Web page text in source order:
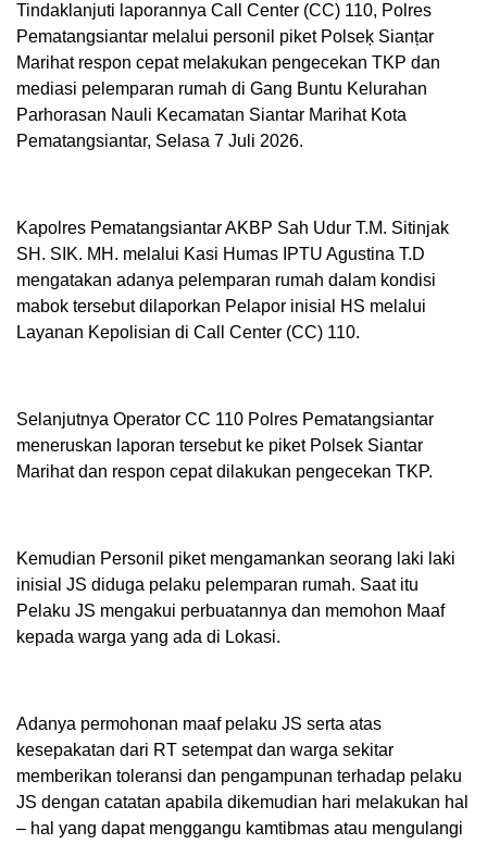
Tindaklanjuti laporannya Call Center (CC) 110, Polres
Pematangsiantar melalui personil piket Polseķ Sianțar
Marihat respon cepat melakukan pengecekan TKP dan
mediasi pelemparan rumah di Gang Buntu Kelurahan
Parhorasan Nauli Kecamatan Siantar Marihat Kota
Pematangsiantar, Selasa 7 Juli 2026.
Kapolres Pematangsiantar AKBP Sah Udur T.M. Sitinjak
SH. SIK. MH. melalui Kasi Humas IPTU Agustina T.D
mengatakan adanya pelemparan rumah dalam kondisi
mabok tersebut dilaporkan Pelapor inisial HS melalui
Layanan Kepolisian di Call Center (CC) 110.
Selanjutnya Operator CC 110 Polres Pematangsiantar
meneruskan laporan tersebut ke piket Polsek Siantar
Marihat dan respon cepat dilakukan pengecekan TKP.
Kemudian Personil piket mengamankan seorang laki laki
inisial JS diduga pelaku pelemparan rumah. Saat itu
Pelaku JS mengakui perbuatannya dan memohon Maaf
kepada warga yang ada di Lokasi.
Adanya permohonan maaf pelaku JS serta atas
kesepakatan dari RT setempat dan warga sekitar
memberikan toleransi dan pengampunan terhadap pelaku
JS dengan catatan apabila dikemudian hari melakukan hal
– hal yang dapat menggangu kamtibmas atau mengulangi